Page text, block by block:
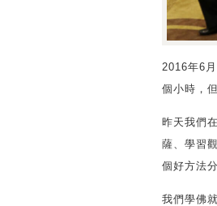
2016年6
個小時，
昨天我們
薩、學習
個好方法
我們學佛